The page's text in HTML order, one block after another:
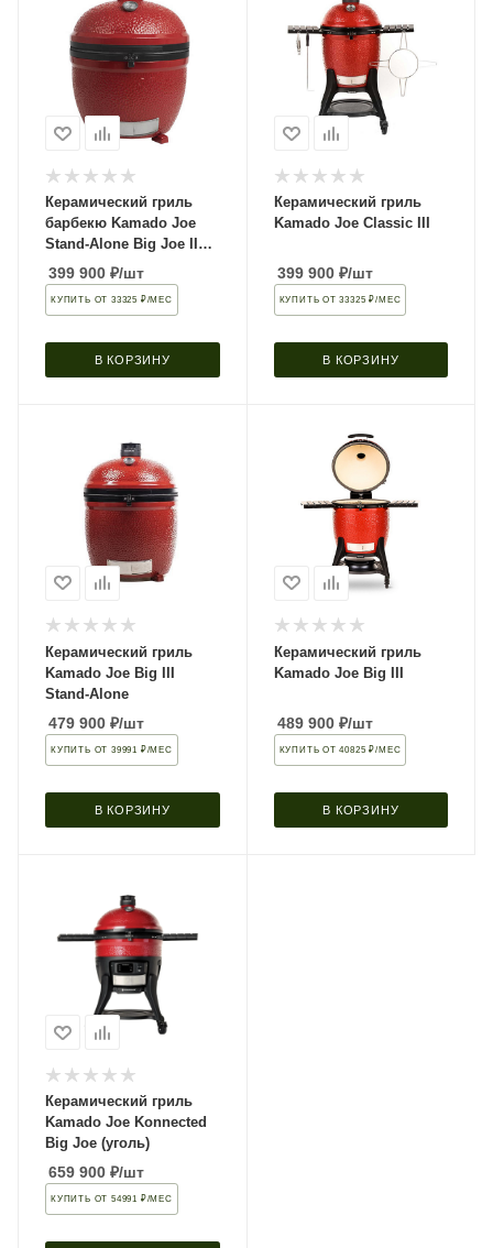
Керамический гриль
барбекю Kamado Joe
Stand-Alone Big Joe II
red
399 900 ₽/шт
КУПИТЬ ОТ 33325 ₽/МЕС
В КОРЗИНУ
Керамический гриль
Kamado Joe Classic III
399 900₽/шт
КУПИТЬ ОТ 33325 ₽/МЕС
В КОРЗИНУ
Керамический гриль
Kamado Joe Big III
Stand-Alone
479 900 ₽/шт
КУПИТЬ ОТ 39991 ₽/МЕС
В КОРЗИНУ
Керамический гриль
Kamado Joe Big III
489 900₽/шт
КУПИТЬ ОТ 40825 ₽/МЕС
В КОРЗИНУ
Керамический гриль
Kamado Joe Konnected
Big Joe (уголь)
659 900 ₽/шт
КУПИТЬ ОТ 54991 ₽/МЕС